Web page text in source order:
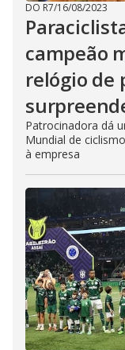
DO R7/16/08/2023
campeão
relógio de
Patrocinadora dá
Mundial de
à empresa